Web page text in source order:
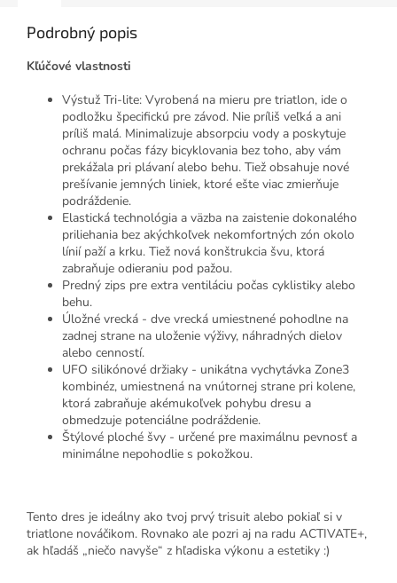
Podrobný popis
Kľúčové vlastnosti
Výstuž Tri-lite: Vyrobená na mieru pre triatlon, ide o
podložku špecifickú pre závod. Nie príliš veľká a ani
príliš malá. Minimalizuje absorpciu vody a poskytuje
ochranu počas fázy bicyklovania bez toho, aby vám
prekážala pri plávaní alebo behu. Tiež obsahuje nové
prešívanie jemných liniek, ktoré ešte viac zmierňuje
podráždenie.
Elastická technológia a väzba na zaistenie dokonalého
priliehania bez akýchkoľvek nekomfortných zón okolo
línií paží a krku. Tiež nová konštrukcia švu, ktorá
zabraňuje odieraniu pod pažou.
Predný zips pre extra ventiláciu počas cyklistiky alebo
behu.
Úložné vrecká - dve vrecká umiestnené pohodlne na
zadnej strane na uloženie výživy, náhradných dielov
alebo cenností.
UFO silikónové držiaky - unikátna vychytávka Zone3
kombinéz, umiestnená na vnútornej strane pri kolene,
ktorá zabraňuje akémukoľvek pohybu dresu a
obmedzuje potenciálne podráždenie.
Štýlové ploché švy - určené pre maximálnu pevnosť a
minimálne nepohodlie s pokožkou.
Tento dres je ideálny ako tvoj prvý trisuit alebo pokiaľ si v
triatlone nováčikom. Rovnako ale pozri aj na radu ACTIVATE+,
ak hľadáš „niečo navyše“ z hľadiska výkonu a estetiky :)